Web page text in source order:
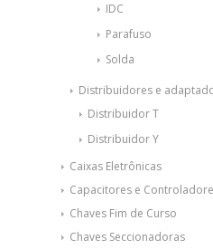
IDC
Parafuso
Solda
Distribuidores e
Distribuidor T
Distribuidor Y
Caixas Eletrônicas
Capacitores e
Chaves Fim de Curso
Chaves Seccionadoras